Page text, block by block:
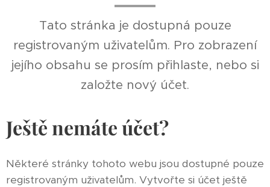
Tato stránka je dostupná pouze
registrovaným uživatelům. Pro zobrazení
jejího obsahu se prosím přihlaste, nebo si
založte nový účet.
Ještě nemáte účet?
Některé stránky tohoto webu jsou dostupné pouze
registrovaným uživatelům. Vytvořte si účet ještě